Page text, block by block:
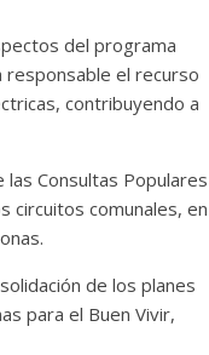
del programa
responsable el recurso
contribuyendo a
Consultas Populares
circuitos comunales, en
de los planes
para el Buen Vivir,